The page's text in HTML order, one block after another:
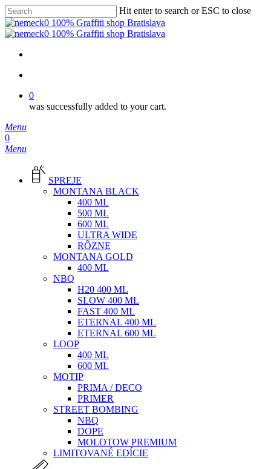
Skip
to
main
Hit enter to search or ESC to close
Close
Search
0
was successfully added to your cart.
Menu
search
0
Menu
SPREJE
MONTANA BLACK
400 ML
500 ML
600 ML
ULTRA WIDE
RÔZNE
MONTANA GOLD
400 ML
NBQ
H20 400 ML
SLOW 400 ML
FAST 400 ML
ETERNAL 400 ML
ETERNAL 600 ML
LOOP
400 ML
600 ML
MOTIP
PRIMA / DECO
PRIMER
STREET BOMBING
NBQ
DOPE
MOLOTOW PREMIUM
LIMITOVANÉ EDÍCIE